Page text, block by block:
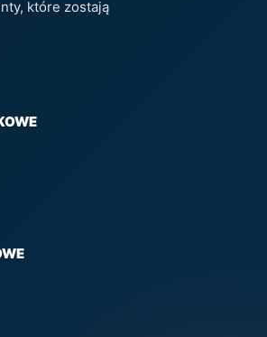
które zostają